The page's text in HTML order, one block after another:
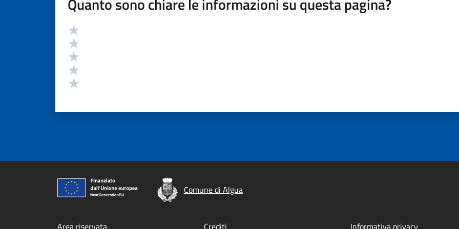
Valutazione
Comune di Algua
Area riservata Crediti Informativa privacy